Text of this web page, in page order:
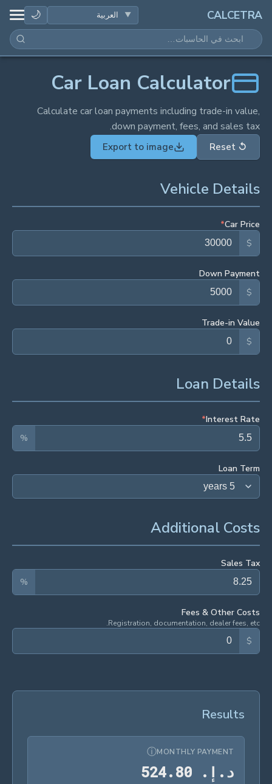
CALCETRA
🌙
الرياضيات
التحويلات
العلم
يومي
Car Loan Calculator
Calculate car loan payments including trade-in value,
down payment, fees, and sales tax.
↺
Reset
Export to image
Vehicle Details
Car Price
*
$
Down Payment
$
Trade-in Value
$
Loan Details
Interest Rate
*
%
Loan Term
Additional Costs
Sales Tax
%
Fees & Other Costs
Registration, documentation, dealer fees, etc.
$
Results
MONTHLY PAYMENT
ⓘ
د. إ .
524.80